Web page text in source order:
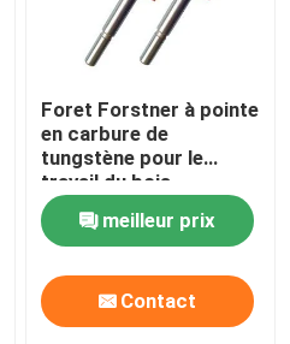
Foret Forstner à pointe
en carbure de
tungstène pour le
travail du bois
meilleur prix
Contact